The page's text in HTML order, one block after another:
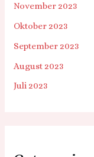
November 2023
Oktober 2023
September 2023
August 2023
Juli 2023